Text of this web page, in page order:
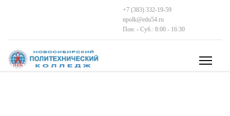
+7 (383) 332-19-59
npolk@edu54.ru
Пон. - Суб.: 8:00 - 16:30